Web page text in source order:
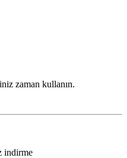
zaman kullanın.
indirme